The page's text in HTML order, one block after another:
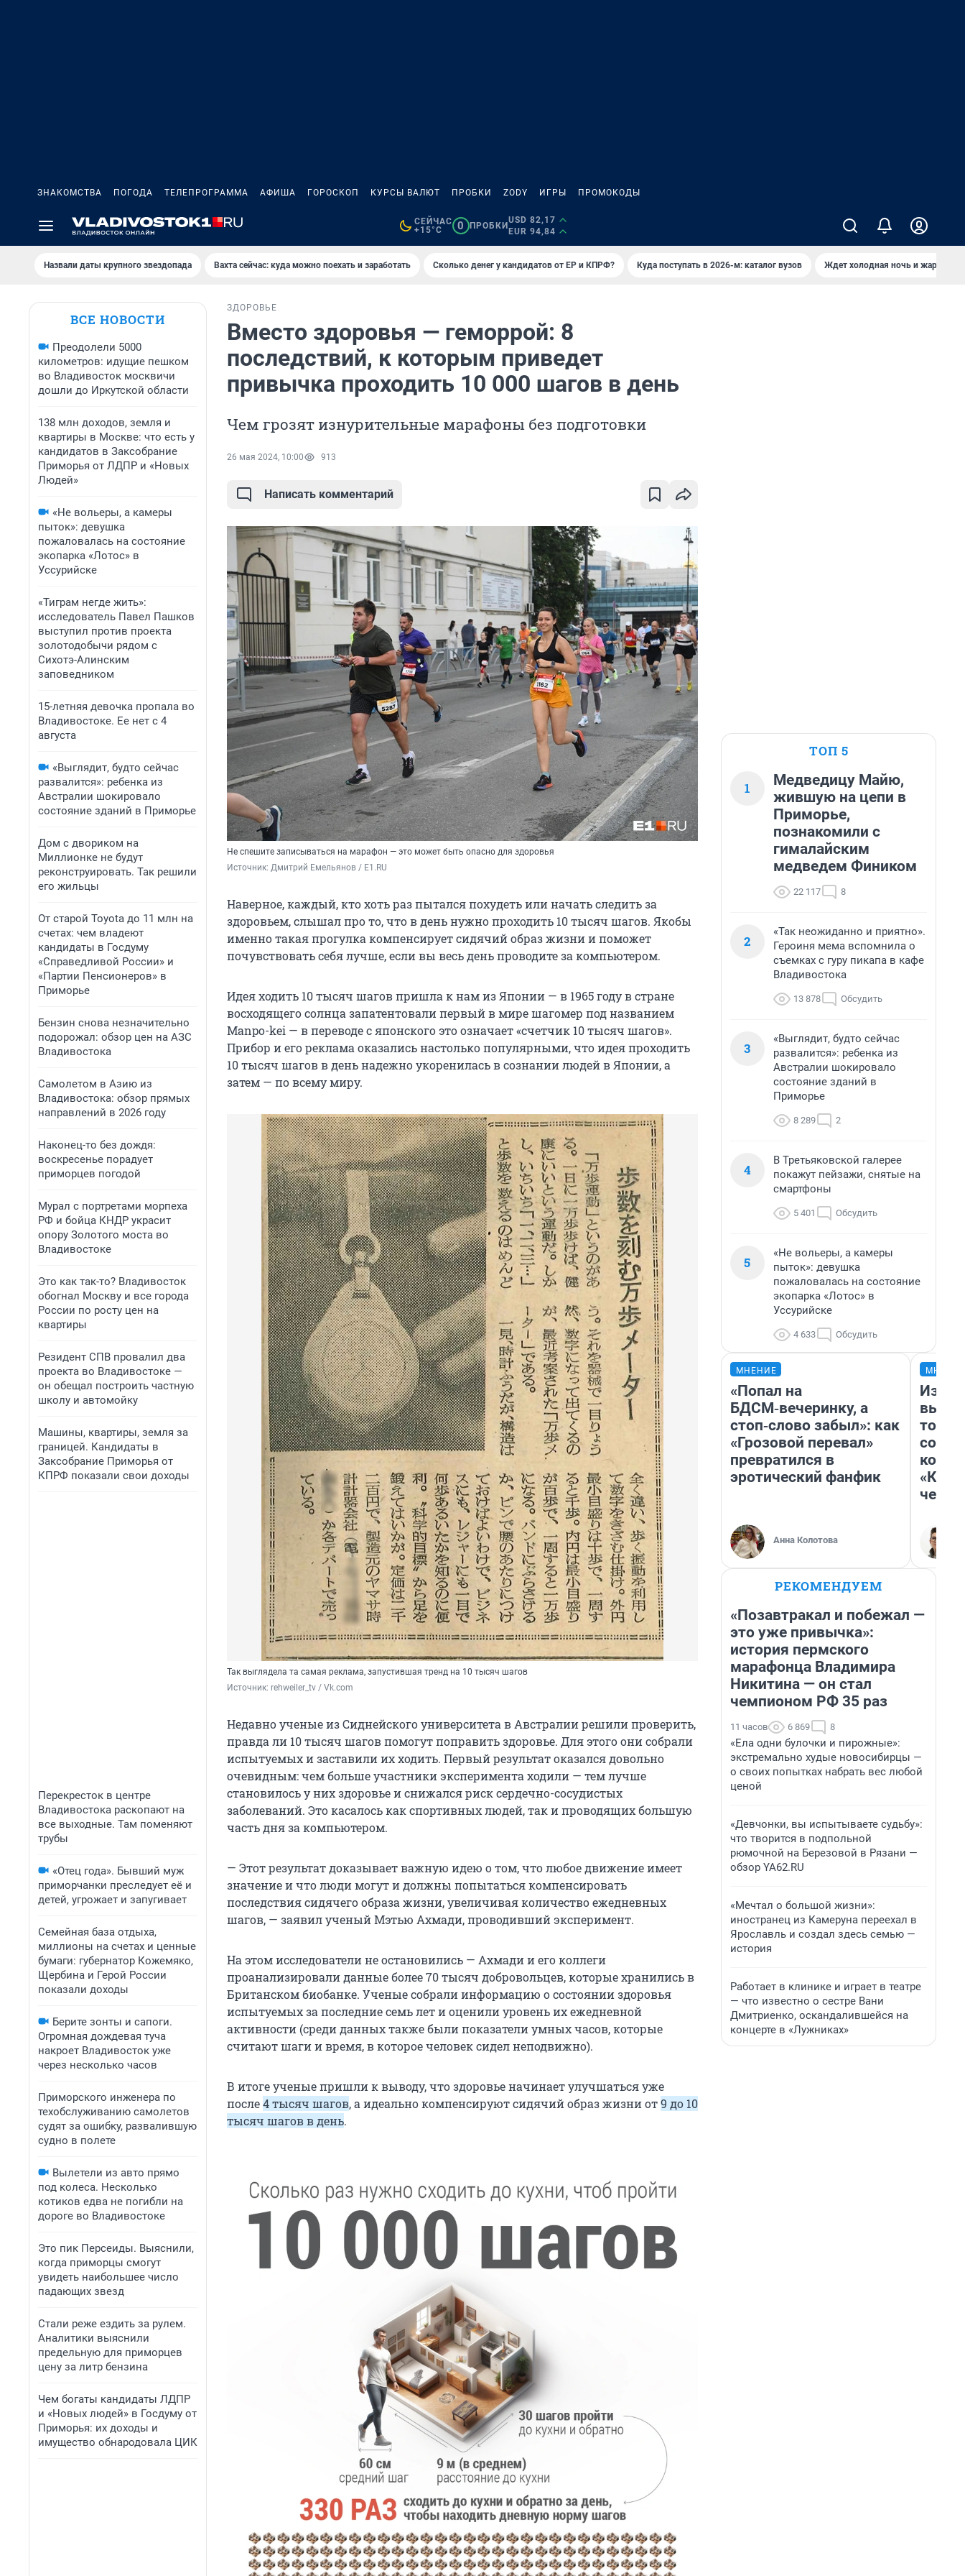
ЗНАКОМСТВА ПОГОДА ТЕЛЕПРОГРАММА АФИША ГОРОСКОП КУРСЫ ВАЛЮТ ПРОБКИ ZODY ИГРЫ ПРОМОКОДЫ
СЕЙЧАС
+15°C
0 ПРОБКИ
USD 82,17
EUR 94,84
Назвали даты крупного звездопада Вахта сейчас: куда можно поехать и заработать Сколько денег у кандидатов от ЕР и КПРФ? Куда поступать в 2026-м: каталог вузов Ждет холодная ночь и жаркий
ВСЕ НОВОСТИ
Преодолели 5000
километров: идущие пешком
во Владивосток москвичи
дошли до Иркутской области
138 млн доходов, земля и
квартиры в Москве: что есть у
кандидатов в Заксобрание
Приморья от ЛДПР и «Новых
Людей»
«Не вольеры, а камеры
пыток»: девушка
пожаловалась на состояние
экопарка «Лотос» в
Уссурийске
«Тиграм негде жить»:
исследователь Павел Пашков
выступил против проекта
золотодобычи рядом с
Сихотэ-Алинским
заповедником
15-летняя девочка пропала во
Владивостоке. Ее нет с 4
августа
«Выглядит, будто сейчас
развалится»: ребенка из
Австралии шокировало
состояние зданий в Приморье
Дом с двориком на
Миллионке не будут
реконструировать. Так решили
его жильцы
От старой Toyota до 11 млн на
счетах: чем владеют
кандидаты в Госдуму
«Справедливой России» и
«Партии Пенсионеров» в
Приморье
Бензин снова незначительно
подорожал: обзор цен на АЗС
Владивостока
Самолетом в Азию из
Владивостока: обзор прямых
направлений в 2026 году
Наконец-то без дождя:
воскресенье порадует
приморцев погодой
Мурал с портретами морпеха
РФ и бойца КНДР украсит
опору Золотого моста во
Владивостоке
Это как так-то? Владивосток
обогнал Москву и все города
России по росту цен на
квартиры
Резидент СПВ провалил два
проекта во Владивостоке —
он обещал построить частную
школу и автомойку
Машины, квартиры, земля за
границей. Кандидаты в
Заксобрание Приморья от
КПРФ показали свои доходы
Перекресток в центре
Владивостока раскопают на
все выходные. Там поменяют
трубы
«Отец года». Бывший муж
приморчанки преследует её и
детей, угрожает и запугивает
Семейная база отдыха,
миллионы на счетах и ценные
бумаги: губернатор Кожемяко,
Щербина и Герой России
показали доходы
Берите зонты и сапоги.
Огромная дождевая туча
накроет Владивосток уже
через несколько часов
Приморского инженера по
техобслуживанию самолетов
судят за ошибку, развалившую
судно в полете
Вылетели из авто прямо
под колеса. Несколько
котиков едва не погибли на
дороге во Владивостоке
Это пик Персеиды. Выяснили,
когда приморцы смогут
увидеть наибольшее число
падающих звезд
Стали реже ездить за рулем.
Аналитики выяснили
предельную для приморцев
цену за литр бензина
Чем богаты кандидаты ЛДПР
и «Новых людей» в Госдуму от
Приморья: их доходы и
имущество обнародовала ЦИК
ЗДОРОВЬЕ
Вместо здоровья — геморрой: 8
последствий, к которым приведет
привычка проходить 10 000 шагов в день
Чем грозят изнурительные марафоны без подготовки
26 мая 2024, 10:00 913
Написать комментарий
Не спешите записываться на марафон — это может быть опасно для здоровья
Источник: Дмитрий Емельянов / E1.RU
Наверное, каждый, кто хоть раз пытался похудеть или начать следить за
здоровьем, слышал про то, что в день нужно проходить 10 тысяч шагов. Якобы
именно такая прогулка компенсирует сидячий образ жизни и поможет
почувствовать себя лучше, если вы весь день проводите за компьютером.
Идея ходить 10 тысяч шагов пришла к нам из Японии — в 1965 году в стране
восходящего солнца запатентовали первый в мире шагомер под названием
Manpo-kei — в переводе с японского это означает «счетчик 10 тысяч шагов».
Прибор и его реклама оказались настолько популярными, что идея проходить
10 тысяч шагов в день надежно укоренилась в сознании людей в Японии, а
затем — по всему миру.
Так выглядела та самая реклама, запустившая тренд на 10 тысяч шагов
Источник: rehweiler_tv / Vk.com
Недавно ученые из Сиднейского университета в Австралии решили проверить,
правда ли 10 тысяч шагов помогут поправить здоровье. Для этого они собрали
испытуемых и заставили их ходить. Первый результат оказался довольно
очевидным: чем больше участники эксперимента ходили — тем лучше
становилось у них здоровье и снижался риск сердечно-сосудистых
заболеваний. Это касалось как спортивных людей, так и проводящих большую
часть дня за компьютером.
— Этот результат доказывает важную идею о том, что любое движение имеет
значение и что люди могут и должны попытаться компенсировать
последствия сидячего образа жизни, увеличивая количество ежедневных
шагов, — заявил ученый Мэтью Ахмади, проводивший эксперимент.
На этом исследователи не остановились — Ахмади и его коллеги
проанализировали данные более 70 тысяч добровольцев, которые хранились в
Британском биобанке. Ученые собрали информацию о состоянии здоровья
испытуемых за последние семь лет и оценили уровень их ежедневной
активности (среди данных также были показатели умных часов, которые
считают шаги и время, в которое человек сидел неподвижно).
В итоге ученые пришли к выводу, что здоровье начинает улучшаться уже
после4 тысяч шагов, а идеально компенсируют сидячий образ жизни от9 до 10
тысяч шагов в день.
ТОП 5
1
Медведицу Майю,
жившую на цепи в
Приморье,
познакомили с
гималайским
медведем Фиником
22 117 8
2
«Так неожиданно и приятно».
Героиня мема вспомнила о
съемках с гуру пикапа в кафе
Владивостока
13 878 Обсудить
3
«Выглядит, будто сейчас
развалится»: ребенка из
Австралии шокировало
состояние зданий в
Приморье
8 289 2
4
В Третьяковской галерее
покажут пейзажи, снятые на
смартфоны
5 401 Обсудить
5
«Не вольеры, а камеры
пыток»: девушка
пожаловалась на состояние
экопарка «Лотос» в
Уссурийске
4 633 Обсудить
МНЕНИЕ
«Попал на
БДСМ‑вечеринку, а
стоп‑слово забыл»: как
«Грозовой перевал»
превратился в
эротический фанфик
Анна Колотова
РЕКОМЕНДУЕМ
«Позавтракал и побежал —
это уже привычка»:
история пермского
марафонца Владимира
Никитина — он стал
чемпионом РФ 35 раз
11 часов 6 869 8
«Ела одни булочки и пирожные»:
экстремально худые новосибирцы —
о своих попытках набрать вес любой
ценой
«Девчонки, вы испытываете судьбу»:
что творится в подпольной
рюмочной на Березовой в Рязани —
обзор YA62.RU
«Мечтал о большой жизни»:
иностранец из Камеруна переехал в
Ярославль и создал здесь семью —
история
Работает в клинике и играет в театре
— что известно о сестре Вани
Дмитриенко, оскандалившейся на
концерте в «Лужниках»